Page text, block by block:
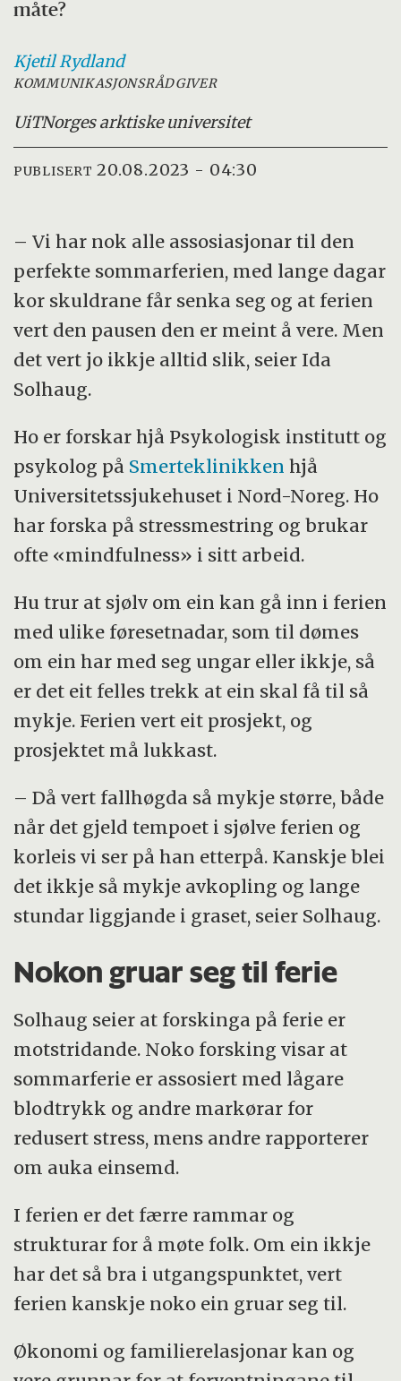
måte?
KjetilRydland
KOMMUNIKASJONSRÅDGIVER
UiTNorges arktiske universitet
PUBLISERT 20.08.2023 - 04:30
– Vi har nok alle assosiasjonar til den
perfekte sommarferien, med lange dagar
kor skuldrane får senka seg og at ferien
vert den pausen den er meint å vere. Men
det vert jo ikkje alltid slik, seier Ida
Solhaug.
Ho er forskar hjå Psykologisk institutt og
psykolog på Smerteklinikken hjå
Universitetssjukehuset i Nord-Noreg. Ho
har forska på stressmestring og brukar
ofte «mindfulness» i sitt arbeid.
Hu trur at sjølv om ein kan gå inn i ferien
med ulike føresetnadar, som til dømes
om ein har med seg ungar eller ikkje, så
er det eit felles trekk at ein skal få til så
mykje. Ferien vert eit prosjekt, og
prosjektet må lukkast.
– Då vert fallhøgda så mykje større, både
når det gjeld tempoet i sjølve ferien og
korleis vi ser på han etterpå. Kanskje blei
det ikkje så mykje avkopling og lange
stundar liggjande i graset, seier Solhaug.
Nokon gruar seg til ferie
Solhaug seier at forskinga på ferie er
motstridande. Noko forsking visar at
sommarferie er assosiert med lågare
blodtrykk og andre markørar for
redusert stress, mens andre rapporterer
om auka einsemd.
I ferien er det færre rammar og
strukturar for å møte folk. Om ein ikkje
har det så bra i utgangspunktet, vert
ferien kanskje noko ein gruar seg til.
Økonomi og familierelasjonar kan og